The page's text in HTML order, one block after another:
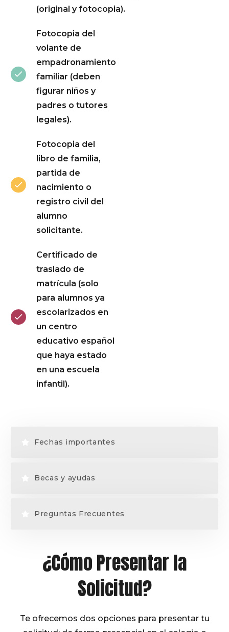
(original y fotocopia).
Fotocopia del
volante de
empadronamiento
familiar (deben
figurar niños y
padres o tutores
legales).
Fotocopia del
libro de familia,
partida de
nacimiento o
registro civil del
alumno
solicitante.
Certificado de
traslado de
matrícula (solo
para alumnos ya
escolarizados en
un centro
educativo español
que haya estado
en una escuela
infantil).
Fechas importantes
Becas y ayudas
Preguntas Frecuentes
¿Cómo Presentar la
Solicitud?
Te ofrecemos dos opciones para presentar tu